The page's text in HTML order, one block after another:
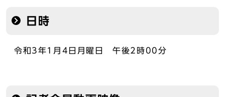
日時
令和3年1月4日月曜日 午後2時00分